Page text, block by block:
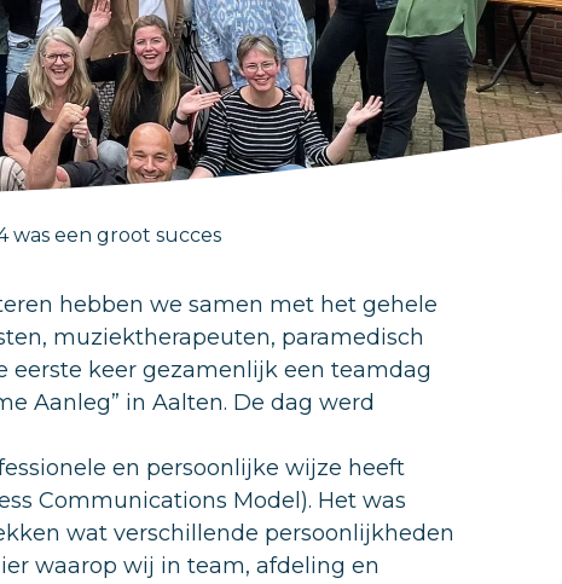
was een groot succes
hebben we samen met het gehele
muziektherapeuten, paramedisch
eerste keer gezamenlijk een teamdag
Aanleg” in Aalten. De dag werd
en persoonlijke wijze heeft
Communications Model). Het was
wat verschillende persoonlijkheden
waarop wij in team, afdeling en